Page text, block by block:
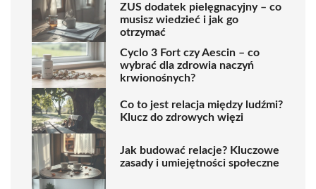
ZUS dodatek pielęgnacyjny – co
musisz wiedzieć i jak go
otrzymać
Cyclo 3 Fort czy Aescin – co
wybrać dla zdrowia naczyń
krwionośnych?
Co to jest relacja między ludźmi?
Klucz do zdrowych więzi
Jak budować relacje? Kluczowe
zasady i umiejętności społeczne